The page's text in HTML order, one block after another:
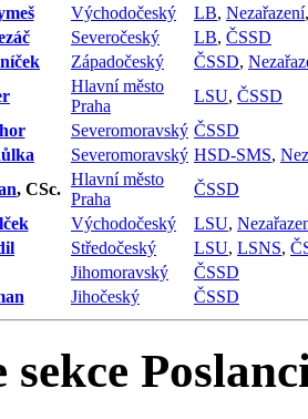
Východočeský LB, Nezařazení
Severočeský LB, ČSSD
Západočeský ČSSD,
Hlavní město
Praha
LSU, ČSSD
Severomoravský ČSSD
Severomoravský HSD-SMS,
, CSc.
Hlavní město
Praha
ČSSD
Východočeský LSU,
Středočeský LSU, LSNS,
Jihomoravský
ČSSD
Jihočeský ČSSD
sekce